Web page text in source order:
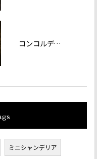
コンコルディアのシリーズより天井灯です。
ミニシャンデリア